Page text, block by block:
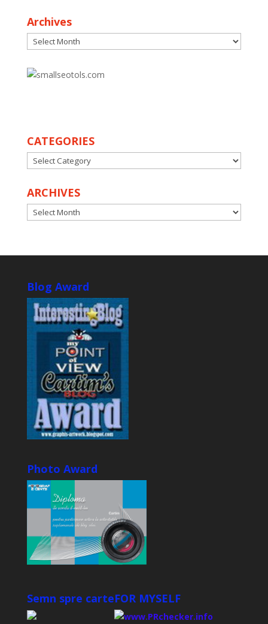
Archives
Archives
CATEGORIES
CATEGORIES
ARCHIVES
ARCHIVES
Blog Award
Photo Award
Semn spre carteFOR MYSELF